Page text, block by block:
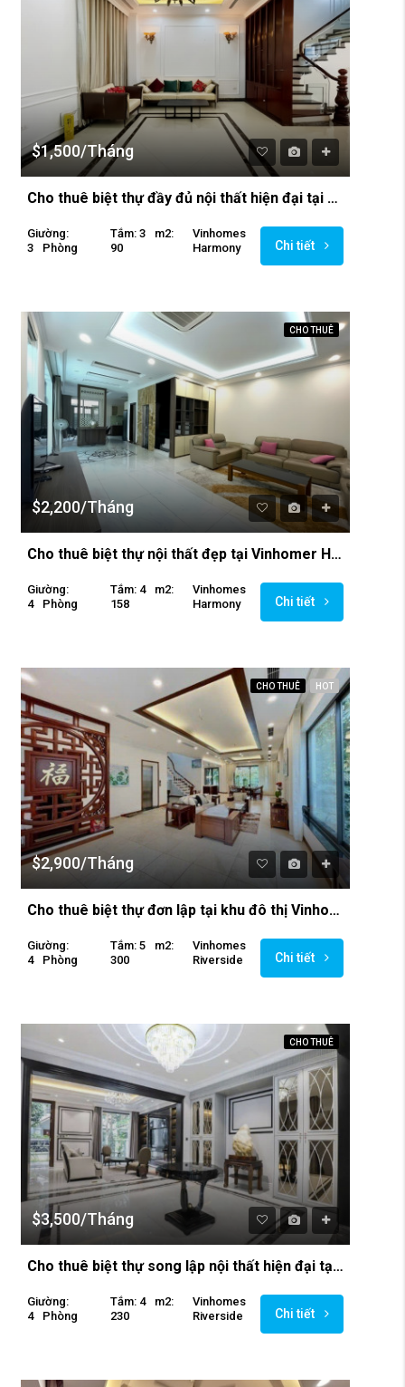
$1,500/Tháng
Cho thuê biệt thự đầy đủ nội thất hiện đại tại Vinhomes Harmony
Giường:
3
Phòng
Tắm: 3
M2:
90
Vinhomes
Harmony
Chi tiết
CHO THUÊ
$2,200/Tháng
Cho thuê biệt thự nội thất đẹp tại Vinhomer Harmony
Giường:
4
Phòng
Tắm: 4
M2:
158
Vinhomes
Harmony
Chi tiết
CHO THUÊ HOT
$2,900/Tháng
Cho thuê biệt thự đơn lập tại khu đô thị Vinhomes Riverside
Giường:
4
Phòng
Tắm: 5
M2:
300
Vinhomes
Riverside
Chi tiết
CHO THUÊ
$3,500/Tháng
Cho thuê biệt thự song lập nội thất hiện đại tại Vinhomes Riverside
Giường:
4
Phòng
Tắm: 4
M2:
230
Vinhomes
Riverside
Chi tiết